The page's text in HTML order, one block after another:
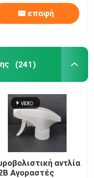
επαφή
(241)
αντλία
Αγοραστές